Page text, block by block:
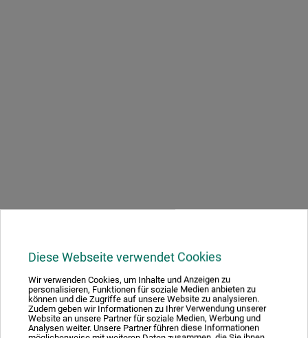
Diese Webseite verwendet Cookies
Wir verwenden Cookies, um Inhalte und Anzeigen zu
personalisieren, Funktionen für soziale Medien anbieten zu
können und die Zugriffe auf unsere Website zu analysieren.
Zudem geben wir Informationen zu Ihrer Verwendung unserer
Website an unsere Partner für soziale Medien, Werbung und
Analysen weiter. Unsere Partner führen diese Informationen
Schreiben Sie die erste Bewertung zu diesem Produkt
JETZT PRODUKT BEWERTEN